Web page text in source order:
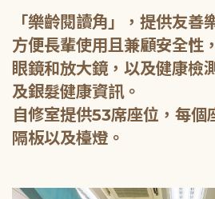
「樂齡閱讀角」，提供友善
方便長輩使用且兼顧安全性
眼鏡和放大鏡，以及健康檢
及銀髮健康資訊。
自修室提供53席座位，每個